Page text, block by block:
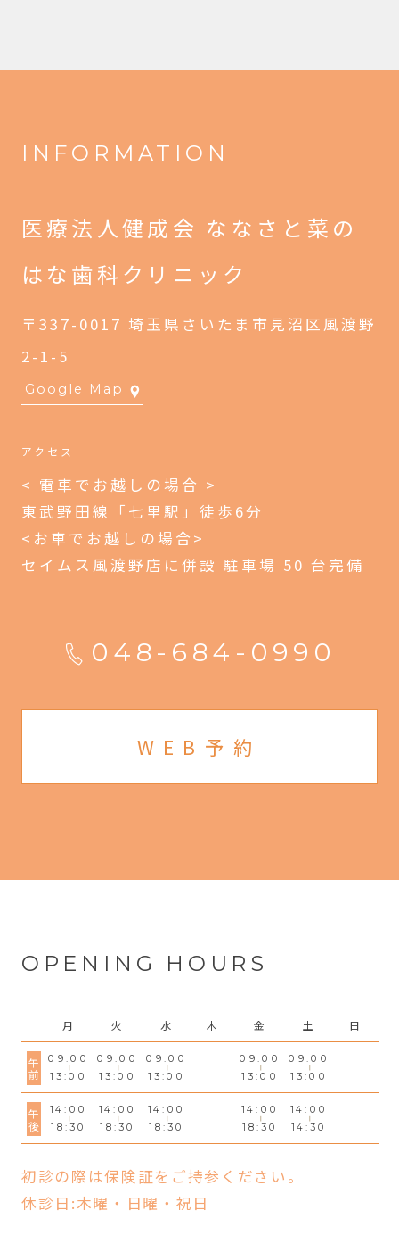
INFORMATION
医療法人健成会 ななさと菜の
はな歯科クリニック
〒337-0017 埼玉県さいたま市見沼区風渡野
2-1-5
Google Map
アクセス
< 電車でお越しの場合 >
東武野田線「七里駅」徒歩6分
<お車でお越しの場合>
セイムス風渡野店に併設 駐車場 50 台完備
048-684-0990
WEB予約
OPENING HOURS
月 火 水 木 金 土 日
午前
09:00
13:00
09:00
13:00
09:00
13:00
09:00
13:00
09:00
13:00
午後
14:00
18:30
14:00
18:30
14:00
18:30
14:00
18:30
14:00
14:30
初診の際は保険証をご持参ください。
休診日:木曜・日曜・祝日